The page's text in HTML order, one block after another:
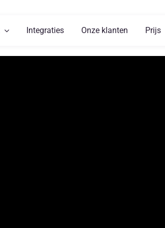
Integraties Onze klanten Prijs